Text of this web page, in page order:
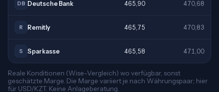
DB Deutsche Bank 465,90 470,68
R Remitly 465,75 470,83
S Sparkasse 465,58 471,00
Reale Konditionen (Wise-Vergleich) wo verfügbar, sonst
geschätzte Marge. Die Marge variiert je nach Währungspaar; hier
für USD/KZT. Keine Anlageberatung.